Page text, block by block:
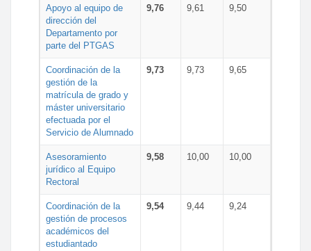
Apoyo al equipo de
dirección del
Departamento por
parte del PTGAS
9,76 9,61 9,50
Coordinación de la
gestión de la
matrícula de grado y
máster universitario
efectuada por el
Servicio de Alumnado
9,73 9,73 9,65
Asesoramiento
jurídico al Equipo
Rectoral
9,58 10,00 10,00
Coordinación de la
gestión de procesos
académicos del
estudiantado
9,54 9,44 9,24